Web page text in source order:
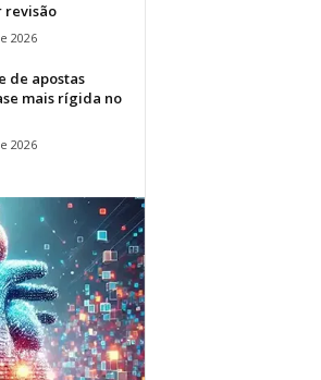
revisão
2026
de apostas
mais rígida no
2026